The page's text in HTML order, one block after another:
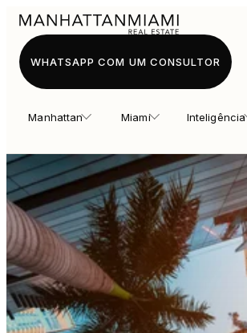
Manhattan Miami Inteligência
WHATSAPP COM UM CONSULTOR